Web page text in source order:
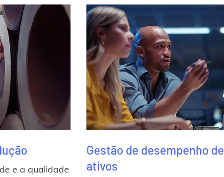
e a qualidade
Gestão de desempenho de
ativos